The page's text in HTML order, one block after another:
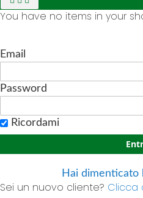
You have no items in your
Email
Password
Ricordami
Hai dimenticato
Sei un nuovo cliente? Clicca